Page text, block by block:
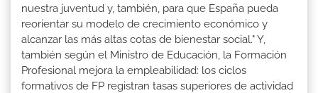
nuestra juventud y, también, para que España pueda
reorientar su modelo de crecimiento económico y
alcanzar las más altas cotas de bienestar social." Y,
también según el Ministro de Educación, la Formación
Profesional mejora la empleabilidad: los ciclos
formativos de FP registran tasas superiores de actividad